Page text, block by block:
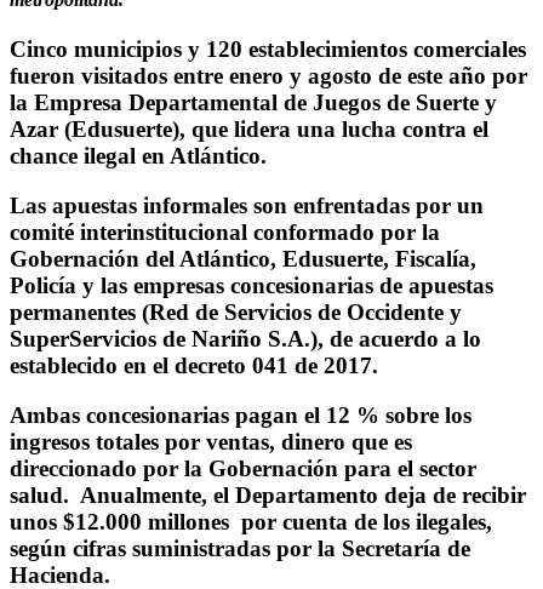
Cinco municipios y 120 establecimientos comerciales
fueron visitados entre enero y agosto de este año por
la Empresa Departamental de Juegos de Suerte y
Azar (Edusuerte), que lidera una lucha contra el
chance ilegal en Atlántico.
Las apuestas informales son enfrentadas por un
comité interinstitucional conformado por la
Gobernación del Atlántico, Edusuerte, Fiscalía,
Policía y las empresas concesionarias de apuestas
permanentes (Red de Servicios de Occidente y
SuperServicios de Nariño S.A.), de acuerdo a lo
establecido en el decreto 041 de 2017.
Ambas concesionarias pagan el 12 % sobre los
ingresos totales por ventas, dinero que es
direccionado por la Gobernación para el sector
salud. Anualmente, el Departamento deja de recibir
unos $12.000 millones por cuenta de los ilegales,
según cifras suministradas por la Secretaría de
Hacienda.